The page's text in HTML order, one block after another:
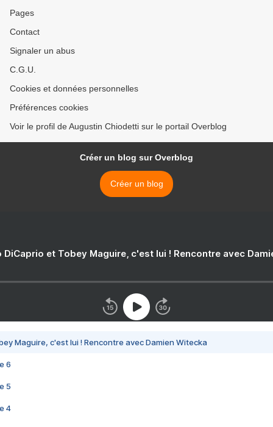
Pages
Contact
Signaler un abus
C.G.U.
Cookies et données personnelles
Préférences cookies
Voir le profil de Augustin Chiodetti sur le portail Overblog
Créer un blog sur Overblog
Créer un blog
DiCaprio et Tobey Maguire, c'est lui ! Rencontre avec
Maguire, c'est lui ! Rencontre avec Damien Witecka
6
5
4